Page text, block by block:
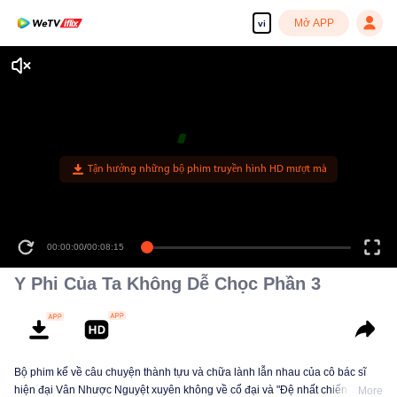
vi Mở APP
Tận hưởng những bộ phim truyền hình HD mượt mà
00:00:00/00:08:15
Y Phi Của Ta Không Dễ Chọc Phần 3
Bộ phim kể về câu chuyện thành tựu và chữa lành lẫn nhau của cô bác sĩ
hiện đại Vân Nhược Nguyệt xuyên không về cổ đại và "Đệ nhất chiến thần"
More